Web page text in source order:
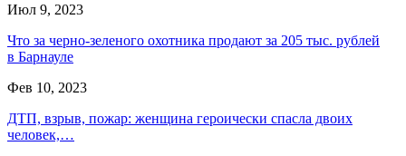
Июл 9, 2023
Что за черно-зеленого охотника продают за 205 тыс. рублей
в Барнауле
Фев 10, 2023
ДТП, взрыв, пожар: женщина героически спасла двоих
человек,…